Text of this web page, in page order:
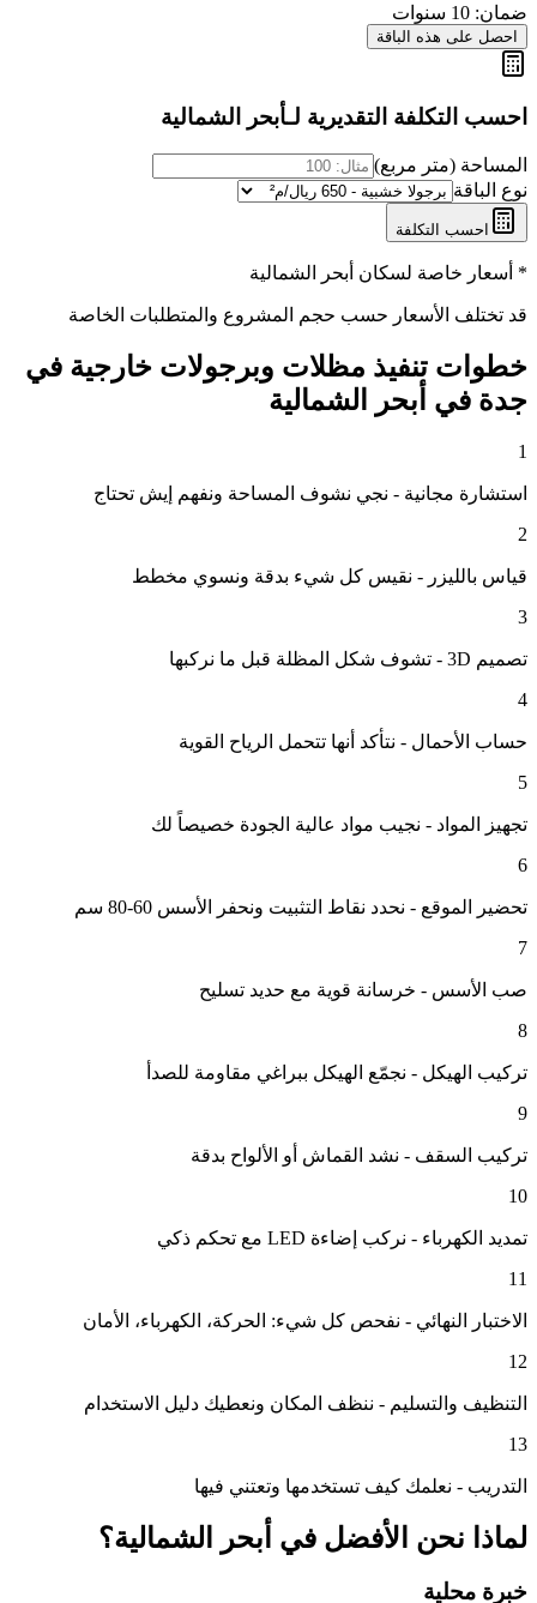
ضمان: 10 سنوات
احصل على هذه الباقة
احسب التكلفة التقديرية لـأبحر الشمالية
المساحة (متر مربع)
نوع الباقة
احسب التكلفة
* أسعار خاصة لسكان أبحر الشمالية
قد تختلف الأسعار حسب حجم المشروع والمتطلبات الخاصة
خطوات تنفيذ مظلات وبرجولات خارجية في
جدة في أبحر الشمالية
1
استشارة مجانية - نجي نشوف المساحة ونفهم إيش تحتاج
2
قياس بالليزر - نقيس كل شيء بدقة ونسوي مخطط
3
تصميم 3D - تشوف شكل المظلة قبل ما نركبها
4
حساب الأحمال - نتأكد أنها تتحمل الرياح القوية
5
تجهيز المواد - نجيب مواد عالية الجودة خصيصاً لك
6
تحضير الموقع - نحدد نقاط التثبيت ونحفر الأسس 60-80 سم
7
صب الأسس - خرسانة قوية مع حديد تسليح
8
تركيب الهيكل - نجمّع الهيكل ببراغي مقاومة للصدأ
9
تركيب السقف - نشد القماش أو الألواح بدقة
10
تمديد الكهرباء - نركب إضاءة LED مع تحكم ذكي
11
الاختبار النهائي - نفحص كل شيء: الحركة، الكهرباء، الأمان
12
التنظيف والتسليم - ننظف المكان ونعطيك دليل الاستخدام
13
التدريب - نعلمك كيف تستخدمها وتعتني فيها
لماذا نحن الأفضل في أبحر الشمالية؟
خبرة محلية